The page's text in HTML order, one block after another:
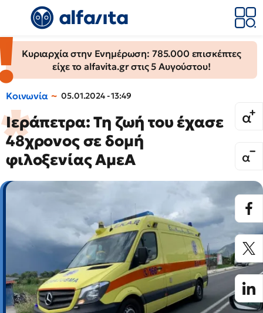
Κυριαρχία στην Ενημέρωση: 785.000 επισκέπτες
είχε το alfavita.gr στις 5 Αυγούστου!
Κοινωνία 05.01.2024 - 13:49
Ιεράπετρα: Τη ζωή του έχασε
48χρονος σε δομή
φιλοξενίας ΑμεΑ